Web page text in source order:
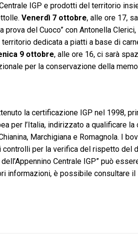
IGP e prodotti del territorio
Venerdì 7 ottobre, alle ore 17,
prova del Cuoco” con Antonella
dedicata a piatti a base di
9 ottobre, alle ore 16, ci sarà
per la conservazione della
la certificazione IGP nel 1998,
per l’Italia, indirizzato a qualificare
Marchigiana e Romagnola. I
per la verifica del rispetto del
Centrale IGP” può
informazioni, è possibile consultare